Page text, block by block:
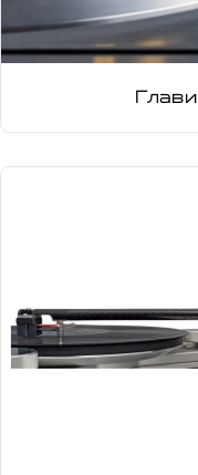
Глави